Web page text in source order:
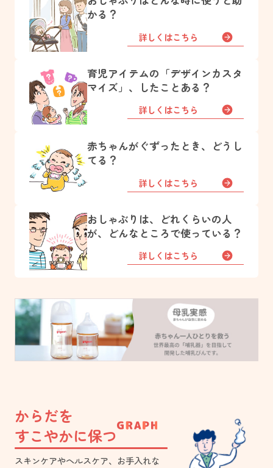
かる？
詳しくはこちら
育児アイテムの「デザインカスタ
マイズ」、したことある？
詳しくはこちら
赤ちゃんがぐずったとき、どうし
てる？
詳しくはこちら
おしゃぶりは、どれくらいの人
が、どんなところで使っている？
詳しくはこちら
からだを
すこやかに保つ
スキンケアやヘルスケア、お手入れな